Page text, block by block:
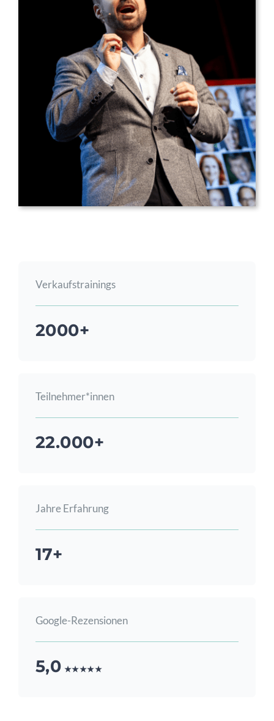
Verkaufstrainings
2000+
Teilnehmer*innen
22.000+
Jahre Erfahrung
17+
Google-Rezensionen
5,0 ★★★★★